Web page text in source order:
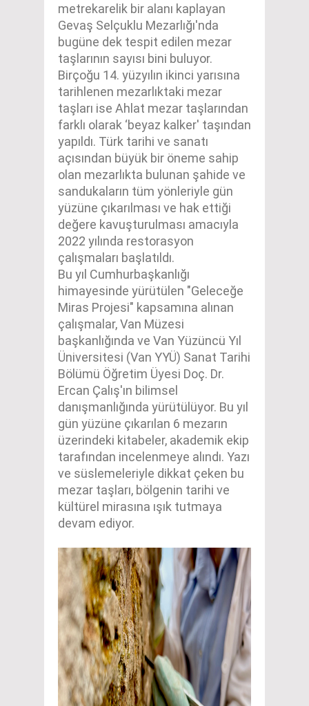
metrekarelik bir alanı kaplayan
Gevaş Selçuklu Mezarlığı'nda
bugüne dek tespit edilen mezar
taşlarının sayısı bini buluyor.
Birçoğu 14. yüzyılın ikinci yarısına
tarihlenen mezarlıktaki mezar
taşları ise Ahlat mezar taşlarından
farklı olarak ‘beyaz kalker' taşından
yapıldı. Türk tarihi ve sanatı
açısından büyük bir öneme sahip
olan mezarlıkta bulunan şahide ve
sandukaların tüm yönleriyle gün
yüzüne çıkarılması ve hak ettiği
değere kavuşturulması amacıyla
2022 yılında restorasyon
çalışmaları başlatıldı.
Bu yıl Cumhurbaşkanlığı
himayesinde yürütülen "Geleceğe
Miras Projesi" kapsamına alınan
çalışmalar, Van Müzesi
başkanlığında ve Van Yüzüncü Yıl
Üniversitesi (Van YYÜ) Sanat Tarihi
Bölümü Öğretim Üyesi Doç. Dr.
Ercan Çalış'ın bilimsel
danışmanlığında yürütülüyor. Bu yıl
gün yüzüne çıkarılan 6 mezarın
üzerindeki kitabeler, akademik ekip
tarafından incelenmeye alındı. Yazı
ve süslemeleriyle dikkat çeken bu
mezar taşları, bölgenin tarihi ve
kültürel mirasına ışık tutmaya
devam ediyor.